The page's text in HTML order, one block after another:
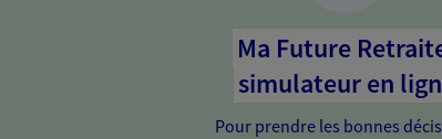
Ma Future
simulateur en
Pour prendre les bonnes